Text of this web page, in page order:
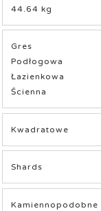
44.64 kg
Gres
Podłogowa
Łazienkowa
Ścienna
Kwadratowe
Shards
Kamiennopodobne